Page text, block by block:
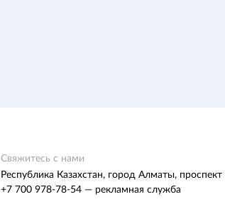
Свяжитесь с нами
Республика Казахстан, город Алматы,
+7 700 978-78-54 — рекламная служба